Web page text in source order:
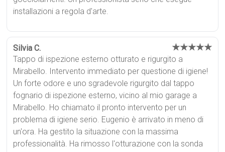
installazioni a regola d'arte.
Silvia C. ★★★★★
Tappo di ispezione esterno otturato e rigurgito a
Mirabello. Intervento immediato per questione di igiene!
Un forte odore e uno sgradevole rigurgito dal tappo
fognario di ispezione esterno, vicino al mio garage a
Mirabello. Ho chiamato il pronto intervento per un
problema di igiene serio. Eugenio è arrivato in meno di
un'ora. Ha gestito la situazione con la massima
professionalità. Ha rimosso l'otturazione con la sonda